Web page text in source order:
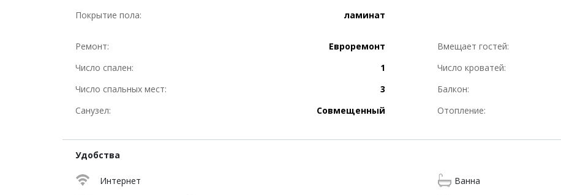
Покрытие пола:
ламинат
Ремонт: Евроремонт Вмещает гостей:
Число спален:
1 Число кроватей:
Число спальных мест:
3 Балкон:
Санузел:
Совмещенный Отопление:
Удобства
Интернет
Ванна